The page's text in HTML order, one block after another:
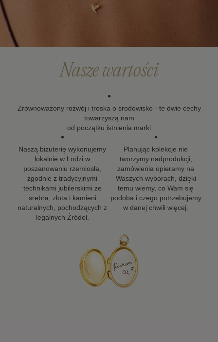
Po upływie okresu gwarancji możesz skorzystać z
dokładamy wszelkich starań, aby nasze projekty mogły
towarzyszyć Ci w kolejnych ważnych momentach życia.
Nasze wartości
•
Zrównoważony rozwój i troska o środowisko - te dwie cechy
towarzyszą nam
od początku istnienia marki
•
Naszą biżuterię wykonujemy
lokalnie w Łodzi w
poszanowaniu rzemiosła,
zgodnie z tradycyjnymi
technikami jubilerskimi ze
srebra, złota i kamieni
naturalnych, pochodzących z
legalnych Źródeł.
•
Planując kolekcje nie
tworzymy nadprodukcji,
zamówienia opieramy na
Waszych wyborach, dzięki
temu wiemy, co Wam się
podoba i czego potrzebujemy
w danej chwili więcej.